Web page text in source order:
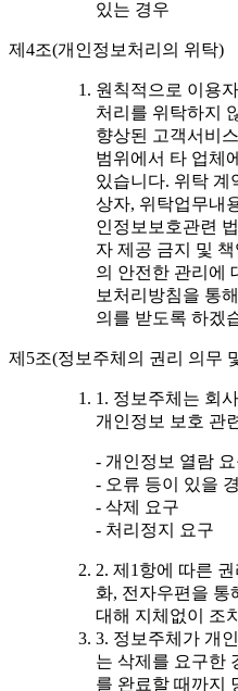
있는 경우
제4조(개인정보처리의 위탁)
원칙적으로 이용
처리를 위탁하지
향상된 고객서비
범위에서 타 업체
있습니다. 위탁 계
상자, 위탁업무내
인정보보호관련
자 제공 금지 및
의 안전한 관리에
보처리방침을 통
의를 받도록 하겠
제5조(정보주체의 권리 의무
1. 정보주체는 회
개인정보 보호 관
- 개인정보 열람
- 오류 등이 있을
- 삭제 요구
- 처리정지 요구
2. 제1항에 따른
화, 전자우편을 통
대해 지체없이 조
3. 정보주체가 개
는 삭제를 요구한
를 완료할 때까지